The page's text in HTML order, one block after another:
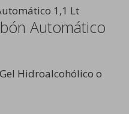
Automático
Hidroalcohólico o